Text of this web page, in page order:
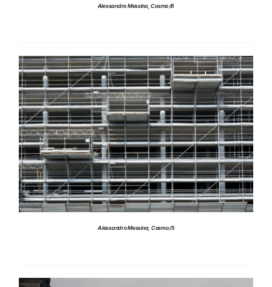
Alessandro Messina, Cosmo /6
DETTAGLI
Alessandro Messina, Cosmo /5